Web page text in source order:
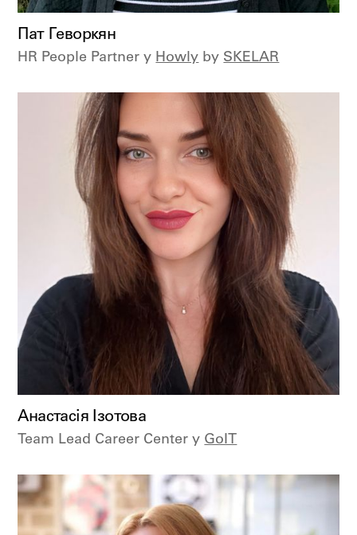
Пат Геворкян
HR People Partner у Howly by SKELAR
Анастасія Ізотова
Team Lead Career Center у GoIT